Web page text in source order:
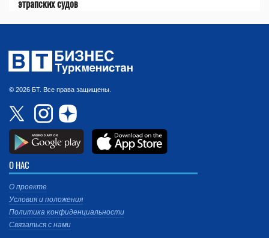
этрапских судов
© 2026 БТ. Все права защищены.
О НАС
О проекте
Условия и положения
Политика конфиденциальности
Связаться с нами